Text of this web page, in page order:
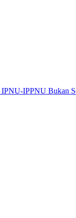
Bukan Sekadar